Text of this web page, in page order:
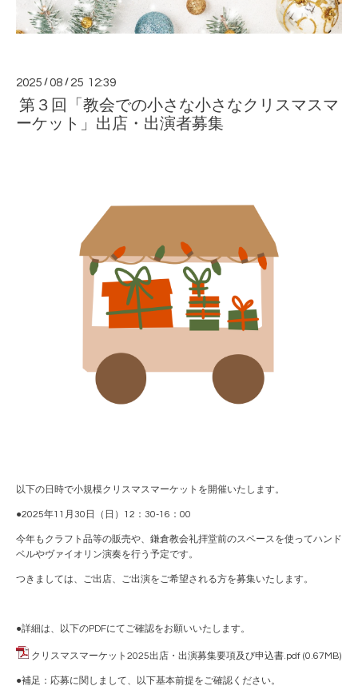
2025 /08 / 25 12:39
第３回「教会での小さな小さなクリスマスマ
ーケット」出店・出演者募集
以下の日時で小規模クリスマスマーケットを開催いたします。
●2025年11月30日（日）12：30-16：00
今年もクラフト品等の販売や、鎌倉教会礼拝堂前のスペースを使ってハンド
ベルやヴァイオリン演奏を行う予定です。
つきましては、ご出店、ご出演をご希望される方を募集いたします。
●詳細は、以下のPDFにてご確認をお願いいたします。
クリスマスマーケット2025出店・出演募集要項及び申込書.pdf (0.67MB)
●補足：応募に関しまして、以下基本前提をご確認ください。